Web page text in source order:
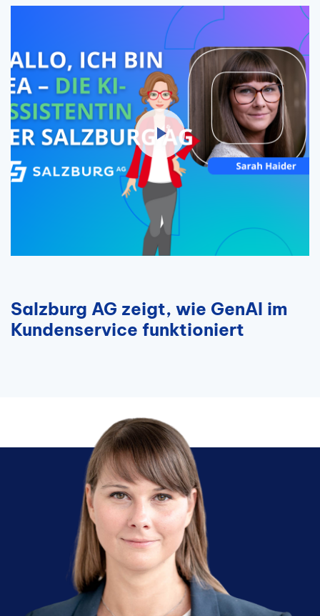
Salzburg AG zeigt, wie GenAI im
Kundenservice funktioniert